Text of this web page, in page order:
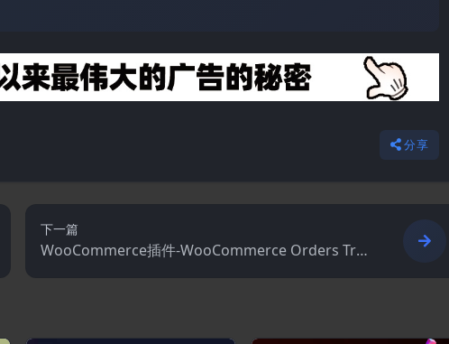
分享
下一篇
WooCommerce插件-WooCommerce Orders Trac
king 1.1.17-短信–PayPal跟踪自动驾驶仪